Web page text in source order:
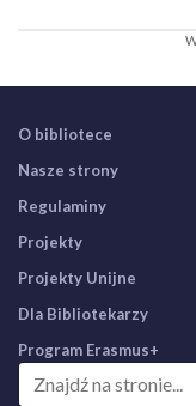
O bibliotece
Nasze strony
Regulaminy
Projekty
Projekty Unijne
Dla Bibliotekarzy
Program Erasmus+